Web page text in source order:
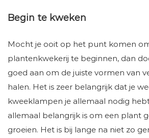
Begin te kweken
Mocht je ooit op het punt komen
plantenkwekerij te beginnen, dan
goed aan om de juiste vormen van
halen. Het is zeer belangrijk dat je
kweeklampen je allemaal nodig
allemaal belangrijk is om een plant
groeien. Het is bij lange na niet zo